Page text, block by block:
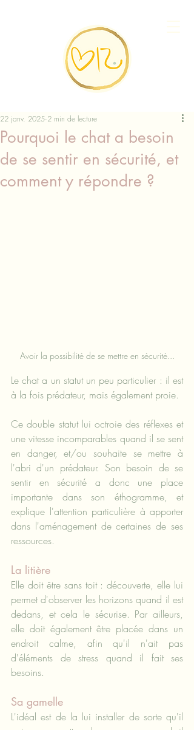
Pourquoi le chat a besoin
de se sentir en sécurité, et
comment y répondre ?
22 janv. 2025 2 min de lecture
Avoir la possibilité de se mettre en sécurité...
Le chat a un statut un peu particulier : il est
à la fois prédateur, mais également proie.
Ce double statut lui octroie des réflexes et
une vitesse incomparables quand il se sent
en danger, et/ou souhaite se mettre à
l'abri d'un prédateur. Son besoin de se
sentir en sécurité a donc une place
importante dans son éthogramme, et
explique l'attention particulière à apporter
dans l'aménagement de certaines de ses
ressources.
La litière
Elle doit être sans toit : découverte, elle lui
permet d'observer les horizons quand il est
dedans, et cela le sécurise. Par ailleurs,
elle doit également être placée dans un
endroit calme, afin qu'il n'ait pas
d'éléments de stress quand il fait ses
besoins.
Sa gamelle
L'idéal est de la lui installer de sorte qu'il